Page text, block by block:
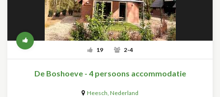
19 2-4
De Boshoeve - 4 persoons accommodatie
Heesch, Nederland